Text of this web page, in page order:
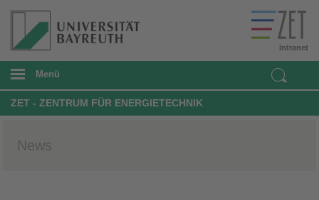
Intranet
Menü
ZET - ZENTRUM FÜR ENERGIETECHNIK
News